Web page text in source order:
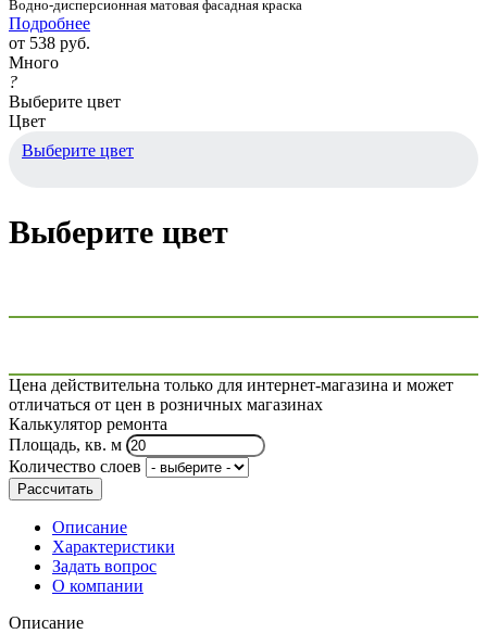
Водно-дисперсионная матовая фасадная краска
Подробнее
от 538 руб.
Много
?
Выберите цвет
Цвет
Выберите цвет
Выберите цвет
Цена действительна только для интернет-магазина и может
отличаться от цен в розничных магазинах
Калькулятор ремонта
Площадь, кв. м
Количество слоев
Рассчитать
Описание
Характеристики
Задать вопрос
О компании
Описание